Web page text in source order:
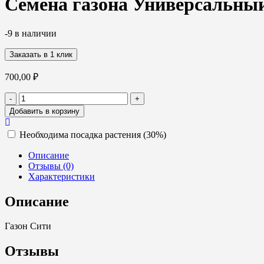
Семена газона
-9 в наличии
Заказать в 1 клик
700,00 ₽
-
Количество
товара
Семена
Универсальный
1кг
+
Добавить в корзину
Необходима посадка растения (30%)
Описание
Отзывы (0)
Характеристики
Описание
Газон Сити
Отзывы